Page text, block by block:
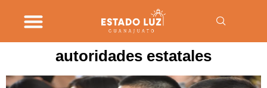
autoridades estatales